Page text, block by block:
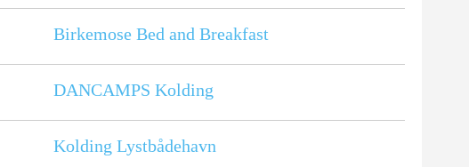
Birkemose Bed and Breakfast
DANCAMPS Kolding
Kolding Lystbådehavn